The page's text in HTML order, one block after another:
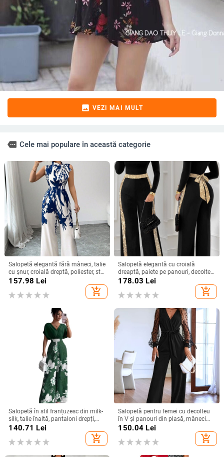
image VEZI MAI MULT
more Cele mai populare în această categorie
Salopetă elegantă fără mâneci, talie
cu șnur, croială dreptă, poliester, stil
urban elegant, primăvară-vară 2025
157.98 Lei
add_shopping_cart
Salopetă elegantă cu croială
dreaptă, paiete pe panouri, decolteu
pătrat, talie reglabilă
178.03 Lei
add_shopping_cart
Salopetă în stil franțuzesc din milk-
silk, talie înaltă, pantaloni drepți,
mâneci 3/4, cod XZFSS0230,
140.71 Lei
add_shopping_cart
Salopetă pentru femei cu decolteu
în V și panouri din plasă, mâneci
lungi, croială dreaptă elegantă
150.04 Lei
add_shopping_cart